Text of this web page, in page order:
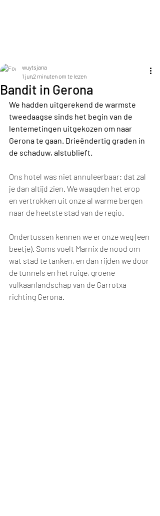
Bandit in Gerona
wuytsjana
1 jun2 minuten om te lezen
We hadden uitgerekend de warmste
tweedaagse sinds het begin van de
lentemetingen uitgekozen om naar
Gerona te gaan. Drieëndertig graden in
de schaduw, alstublieft.
Ons hotel was niet annuleerbaar: dat zal
je dan altijd zien. We waagden het erop
en vertrokken uit onze al warme bergen
naar de heetste stad van de regio.
Ondertussen kennen we er onze weg (een
beetje). Soms voelt Marnix de nood om
wat stad te tanken, en dan rijden we door
de tunnels en het ruige, groene
vulkaanlandschap van de Garrotxa
richting Gerona.